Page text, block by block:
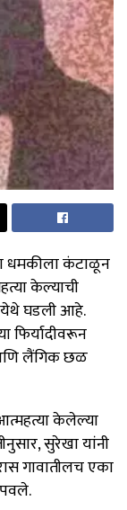
धमकीला कंटाळून
केल्याची
येथे घडली आहे.
फिर्यादीवरून
लैंगिक छळ
केलेल्या
सुरेखा यांनी
गावातीलच एका